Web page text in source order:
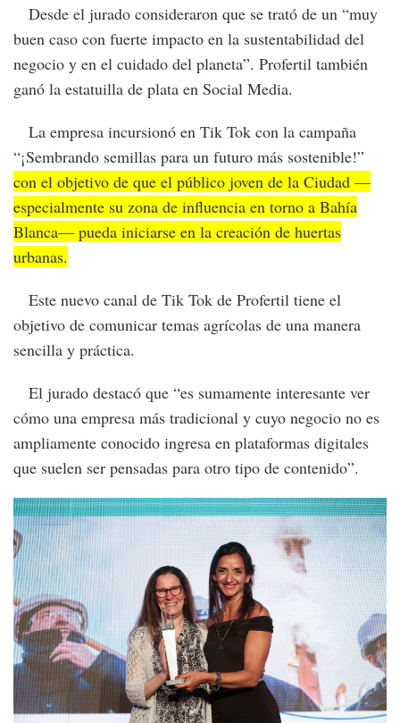
Desde el jurado consideraron que se trató de un “muy
buen caso con fuerte impacto en la sustentabilidad del
negocio y en el cuidado del planeta”. Profertil también
ganó la estatuilla de plata en Social Media.
La empresa incursionó en Tik Tok con la campaña
“¡Sembrando semillas para un futuro más sostenible!”
con el objetivo de que el público joven de la Ciudad —
especialmente su zona de influencia en torno a Bahía
Blanca— pueda iniciarse en la creación de huertas
urbanas.
Este nuevo canal de Tik Tok de Profertil tiene el
objetivo de comunicar temas agrícolas de una manera
sencilla y práctica.
El jurado destacó que “es sumamente interesante ver
cómo una empresa más tradicional y cuyo negocio no es
ampliamente conocido ingresa en plataformas digitales
que suelen ser pensadas para otro tipo de contenido”.